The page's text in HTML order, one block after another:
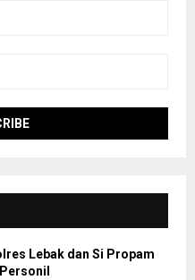
Lebak dan Si Propam